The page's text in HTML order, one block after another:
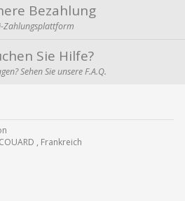
Bezahlung
Zahlungsplattform
Sie Hilfe?
Sehen Sie unsere F.A.Q.
, Frankreich